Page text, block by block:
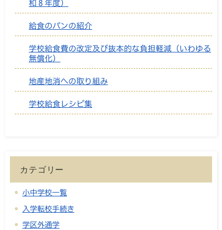
和８年度）
給食のパンの紹介
学校給食費の改定及び抜本的な負担軽減（いわゆる
無償化）
地産地消への取り組み
学校給食レシピ集
カテゴリー
小中学校一覧
入学転校手続き
学区外通学